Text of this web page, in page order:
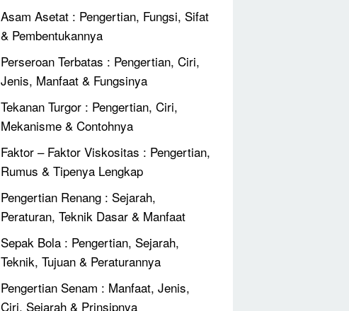
Asam Asetat : Pengertian, Fungsi, Sifat
& Pembentukannya
Perseroan Terbatas : Pengertian, Ciri,
Jenis, Manfaat & Fungsinya
Tekanan Turgor : Pengertian, Ciri,
Mekanisme & Contohnya
Faktor – Faktor Viskositas : Pengertian,
Rumus & Tipenya Lengkap
Pengertian Renang : Sejarah,
Peraturan, Teknik Dasar & Manfaat
Sepak Bola : Pengertian, Sejarah,
Teknik, Tujuan & Peraturannya
Pengertian Senam : Manfaat, Jenis,
Ciri, Sejarah & Prinsipnya